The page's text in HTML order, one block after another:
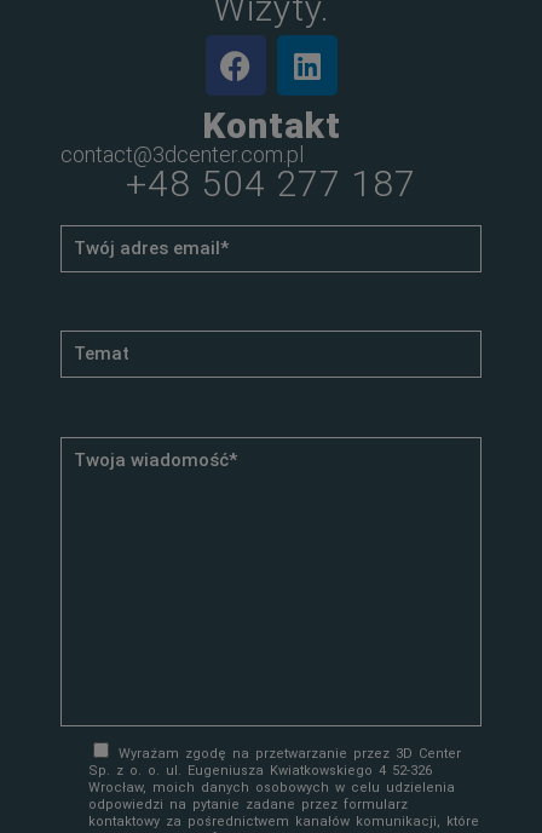
Kontakt
contact@3dcenter.com.pl
+48 504 277 187
Wyrażam zgodę na przetwarzanie przez 3D Center
Sp. z o. o. ul. Eugeniusza Kwiatkowskiego 4 52-326
Wrocław, moich danych osobowych w celu udzielenia
odpowiedzi na pytanie zadane przez formularz
kontaktowy za pośrednictwem kanałów komunikacji, które